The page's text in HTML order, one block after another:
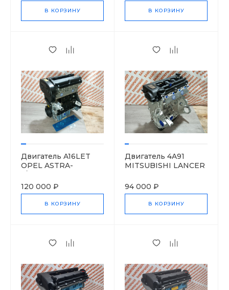
В КОРЗИНУ В КОРЗИНУ
Двигатель A16LET
OPEL ASTRA-
120 000 ₽
В КОРЗИНУ
Двигатель 4A91
MITSUBISHI LANCER
94 000 ₽
В КОРЗИНУ